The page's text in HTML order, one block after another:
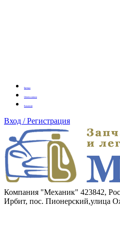
Бренды
Оплата заказа
Вакансии
Вход / Регистрация
Компания "Механик" 423842,
Ирбит, пос. Пионерский,улица